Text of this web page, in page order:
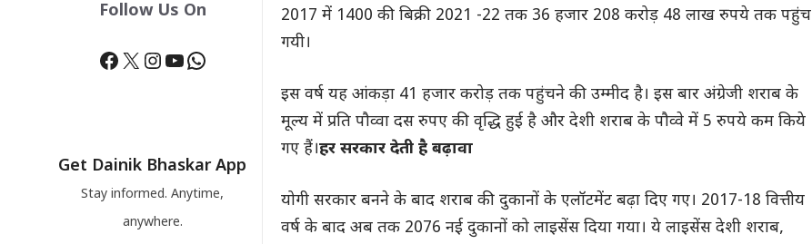
2017 में 1400 की बिक्री 2021 -22 तक 36 हजार 208 करोड़ 48 लाख रुपये तक पहुंच
गयी।
इस वर्ष यह आंकड़ा 41 हजार करोड़ तक पहुंचने की उम्मीद है। इस बार अंग्रेजी शराब के
मूल्य में प्रति पौव्वा दस रुपए की वृद्धि हुई है और देशी शराब के पौव्वे में 5 रुपये कम किये
गए हैं।हर सरकार देती है बढ़ावा
योगी सरकार बनने के बाद शराब की दुकानों के एलॉटमेंट बढ़ा दिए गए। 2017-18 वित्तीय
वर्ष के बाद अब तक 2076 नई दुकानों को लाइसेंस दिया गया। ये लाइसेंस देशी शराब,
Follow Us On
Facebook
X Instagram
YouTube
WhatsApp
Get Dainik Bhaskar App
Stay informed. Anytime,
anywhere.